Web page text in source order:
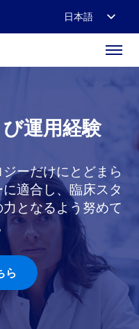
日本語
運用経験
ーだけにとどまら
適合し、臨床スタ
となるよう努めて
ら